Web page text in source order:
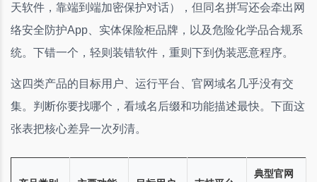
天软件，靠端到端加密保护对话），但同名拼写还会牵出网
络安全防护App、实体保险柜品牌，以及危险化学品合规系
统。下错一个，轻则装错软件，重则下到伪装恶意程序。
这四类产品的目标用户、运行平台、官网域名几乎没有交
集。判断你要找哪个，看域名后缀和功能描述最快。下面这
张表把核心差异一次列清。
典型官网